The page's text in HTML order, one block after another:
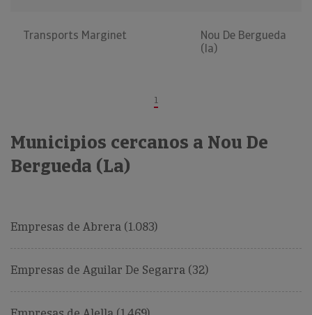
Transports Marginet
Nou De Bergueda
(la)
1
Municipios cercanos a Nou De
Bergueda (La)
Empresas de Abrera (1.083)
Empresas de Aguilar De Segarra (32)